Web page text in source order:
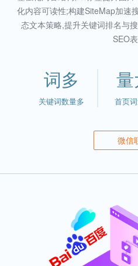
化内容可读性;构建SiteMap加速
态文本策略,提升关键词排名与
SEO表
词多
关键词数量多 首页
微信